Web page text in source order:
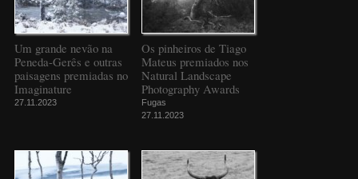
Um grande nevão na
Peneda-Gerês e outras
paisagens premiadas no
Imaginature
27.11.2023
Os pinheiros de Tiago
Mateus premiados nos
Natural Landscape
Photography Awards
Fugas
27.11.2023